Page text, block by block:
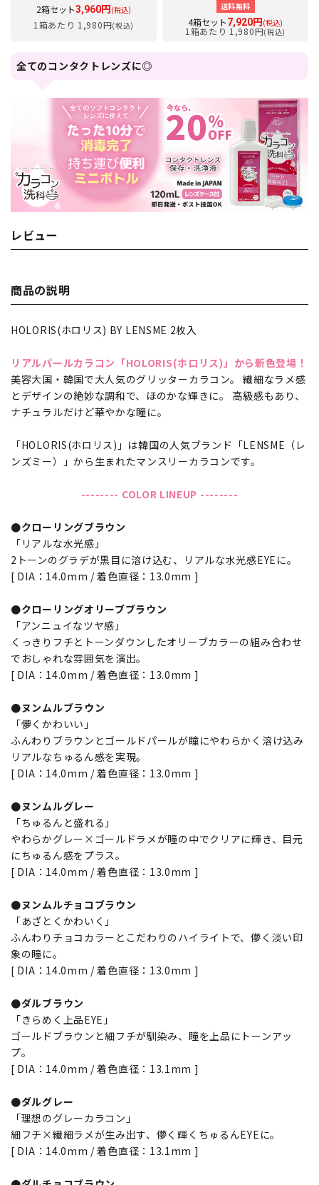
2箱セット3,960円 (税込)
1箱あたり 1,980円(税込)
送料無料
4箱セット7,920円 (税込)
1箱あたり 1,980円(税込)
全てのコンタクトレンズに◎
レビュー
商品の説明
HOLORIS(ホロリス) BY LENSME 2枚入
リアルパールカラコン「HOLORIS(ホロリス)」から新色登場！
美容大国・韓国で大人気のグリッターカラコン。 繊細なラメ感
とデザインの絶妙な調和で、ほのかな輝きに。 高級感もあり、
ナチュラルだけど華やかな瞳に。
「HOLORIS(ホロリス)」は韓国の人気ブランド「LENSME（レ
ンズミー）」から生まれたマンスリーカラコンです。
-------- COLOR LINEUP --------
●クローリングブラウン
「リアルな水光感」
2トーンのグラデが黒目に溶け込む、リアルな水光感EYEに。
[ DIA：14.0mm / 着色直径：13.0mm ]
●クローリングオリーブブラウン
「アンニュイなツヤ感」
くっきりフチとトーンダウンしたオリーブカラーの組み合わせ
でおしゃれな雰囲気を演出。
[ DIA：14.0mm / 着色直径：13.0mm ]
●ヌンムルブラウン
「儚くかわいい」
ふんわりブラウンとゴールドパールが瞳にやわらかく溶け込み
リアルなちゅるん感を実現。
[ DIA：14.0mm / 着色直径：13.0mm ]
●ヌンムルグレー
「ちゅるんと盛れる」
やわらかグレー×ゴールドラメが瞳の中でクリアに輝き、目元
にちゅるん感をプラス。
[ DIA：14.0mm / 着色直径：13.0mm ]
●ヌンムルチョコブラウン
「あざとくかわいく」
ふんわりチョコカラーとこだわりのハイライトで、儚く淡い印
象の瞳に。
[ DIA：14.0mm / 着色直径：13.0mm ]
●ダルブラウン
「きらめく上品EYE」
ゴールドブラウンと細フチが馴染み、瞳を上品にトーンアッ
プ。
[ DIA：14.0mm / 着色直径：13.1mm ]
●ダルグレー
「理想のグレーカラコン」
細フチ×繊細ラメが生み出す、儚く輝くちゅるんEYEに。
[ DIA：14.0mm / 着色直径：13.1mm ]